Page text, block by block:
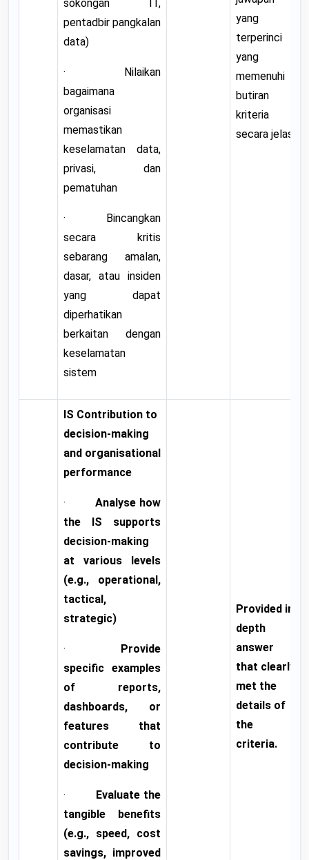
sokongan IT,
pentadbir pangkalan
data)
· Nilaikan
bagaimana
organisasi
memastikan
keselamatan data,
privasi, dan
pematuhan
· Bincangkan
secara kritis
sebarang amalan,
dasar, atau insiden
yang dapat
diperhatikan
berkaitan dengan
keselamatan
sistem
yang
terperinci
yang
memenuhi
butiran
kriteria
secara jelas.
IS Contribution to
decision-making
and organisational
performance
·Analyse how
the IS supports
decision-making
at various levels
(e.g., operational,
tactical,
strategic)
· Provide
specific examples
of reports,
dashboards, or
features that
contribute to
decision-making
· Evaluate the
tangible benefits
(e.g., speed, cost
savings, improved
Provided in
depth
answer
that clearly
met the
details of
the
criteria.